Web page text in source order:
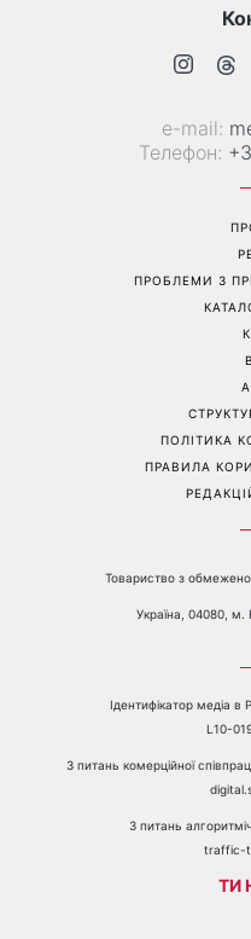
е-mail:
Телефон:
ПРОБЛЕМИ З
ПОЛІТИКА
ПРАВИЛА
Товариство з
Україна, 04080, м.
Ідентифікатор медіа в
L10-
З питань комерційної
З питань
traffic-
ТИ